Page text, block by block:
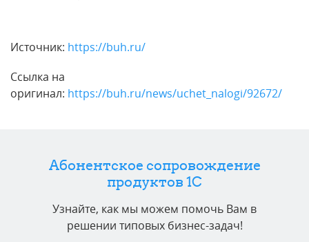
Источник: https://buh.ru/
Ссылка на
оригинал: https://buh.ru/news/uchet_nalogi/92672/
Абонентское сопровождение
продуктов 1C
Узнайте, как мы можем помочь Вам в
решении типовых бизнес-задач!